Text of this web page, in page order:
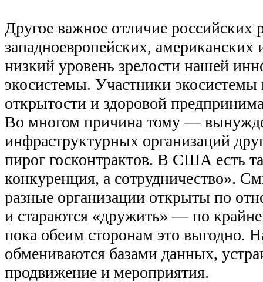
Другое важное отличие российских
западноевропейских,
низкий уровень зрелости нашей
экосистемы. Участники экосистемы
открытости и здоровой
Во многом причина тому —
инфраструктурных организаций
пирог госконтрактов. В США есть
конкуренция, а сотрудничество».
разные организации открыты по
и стараются «дружить» — по
пока обеим сторонам это выгодно.
обмениваются базами данных,
продвижение и мероприятия.